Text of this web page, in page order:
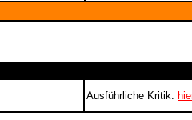
Ausführliche Kritik: